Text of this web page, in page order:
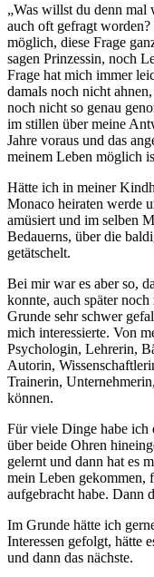
„Was willst du denn mal
auch oft gefragt
möglich, diese Frage
sagen Prinzessin, noch
Frage hat mich immer
damals noch nicht
noch nicht so genau
im stillen über meine
Jahre voraus und das
meinem Leben möglich
Hätte ich in meiner
Monaco heiraten werde
amüsiert und im selben
Bedauerns, über die
getätschelt.
Bei mir war es aber so,
konnte, auch später
Grunde sehr schwer
mich interessierte. Von
Psychologin, Lehrerin,
Autorin,
Trainerin,
können.
Für viele Dinge habe ich
über beide Ohren
gelernt und dann hat es
mein Leben gekommen,
aufgebracht habe. Dann
Im Grunde hätte ich
Interessen gefolgt, hätte
und dann das nächste.